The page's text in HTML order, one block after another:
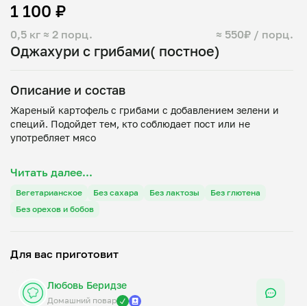
Оджахури с грибами( постное)
0,5 кг ≈ 2 порц. ≈ 550₽ / порц.
1 100 ₽
Описание и состав
Жареный картофель с грибами с добавлением зелени и
специй. Подойдет тем, кто соблюдает пост или не
употребляет мясо
Читать далее...
Вегетарианское Без сахара Без лактозы
Без глютена
Без орехов и бобов
Для вас приготовит
Любовь Беридзе
Домашний повар